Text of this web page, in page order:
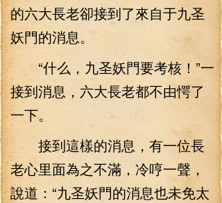
的六大長老卻接到了來自于九圣
妖門的消息。
“什么，九圣妖門要考核！”一
接到消息，六大長老都不由愕了
一下。
接到這樣的消息，有一位長
老心里面為之不滿，冷哼一聲，
說道：“九圣妖門的消息也未免太